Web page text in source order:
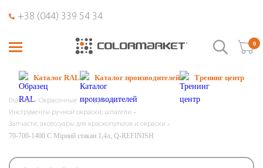
+38 (044) 339 54 34
0
Каталог RAL Каталог производителей Тренинг центр
Главная
Окрасочные инструменты
Инструменты ручной окраски, шпатели
Запчасти, аксессуары для краскопультов и окраски
70-700-1400 C Мірний стакан 1,4л, Q-REFINISH